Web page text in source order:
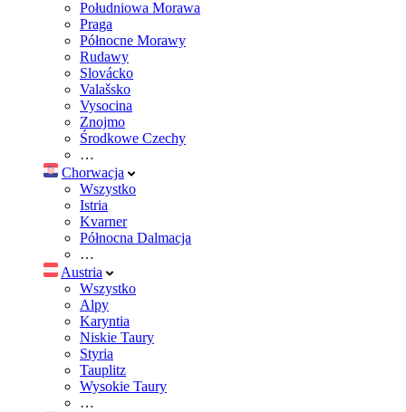
Południowa Morawa
Praga
Północne Morawy
Rudawy
Slovácko
Valašsko
Vysocina
Znojmo
Środkowe Czechy
…
Chorwacja
Wszystko
Istria
Kvarner
Północna Dalmacja
…
Austria
Wszystko
Alpy
Karyntia
Niskie Taury
Styria
Tauplitz
Wysokie Taury
…